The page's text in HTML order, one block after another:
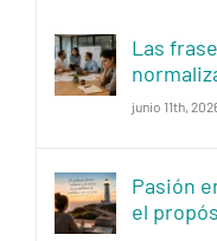
Las
junio 11th,
Pasión
el